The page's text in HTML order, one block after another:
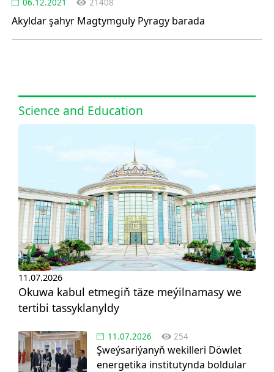
06.12.2021 21408
Akyldar şahyr Magtymguly Pyragy barada
Science and Education
11.07.2026
Okuwa kabul etmegiň täze meýilnamasy we
tertibi tassyklanyldy
11.07.2026 254
Şweýsariýanyň wekilleri Döwlet
energetika institutynda boldular